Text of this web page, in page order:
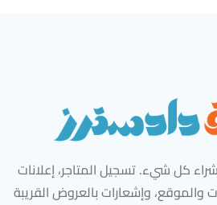
كل شيء. تسجيل المتاجر، إعلانات
وإشعارات بالعروض القريبة